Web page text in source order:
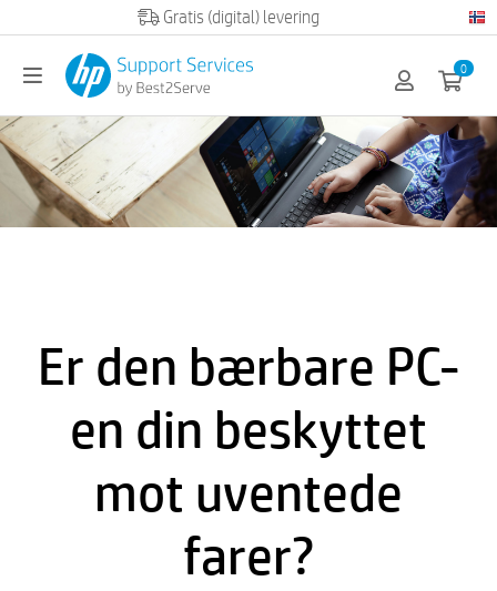
0
Er den bærbare PC-
en din beskyttet
mot uventede
farer?